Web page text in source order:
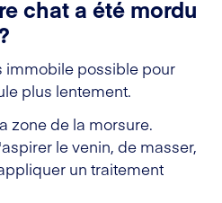
chat a été mordu
immobile possible pour
plus lentement.
zone de la morsure.
le venin, de masser,
un traitement